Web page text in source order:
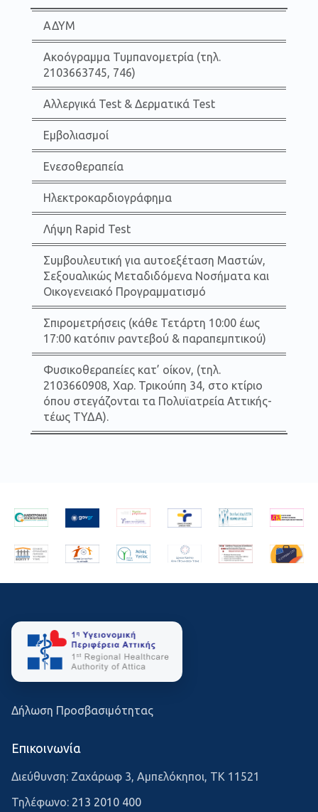
ΑΔΥΜ
Ακοόγραμμα Τυμπανομετρία (τηλ.
2103663745, 746)
Αλλεργικά Test & Δερματικά Test
Εμβολιασμοί
Ενεσοθεραπεία
Ηλεκτροκαρδιογράφημα
Λήψη Rapid Test
Συμβουλευτική για αυτοεξέταση Μαστών,
Σεξουαλικώς Μεταδιδόμενα Νοσήματα και
Οικογενειακό Προγραμματισμό
Σπιρομετρήσεις (κάθε Τετάρτη 10:00 έως
17:00 κατόπιν ραντεβού & παραπεμπτικού)
Φυσικοθεραπείες κατ’ οίκον, (τηλ.
2103660908, Χαρ. Τρικούπη 34, στο κτίριο
όπου στεγάζονται τα Πολυϊατρεία Αττικής-
τέως ΤΥΔΑ).
Δήλωση Προσβασιμότητας
Επικοινωνία
Διεύθυνση: Ζαχάρωφ 3, Αμπελόκηποι, ΤΚ 11521
Τηλέφωνο: 213 2010 400